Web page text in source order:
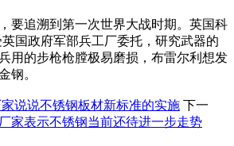
要追溯到第一次世界大战时期。英国科
国政府军部兵工厂委托，研究武器的
用的步枪枪膛极易磨损，布雷尔利想发
钢。
说说不锈钢板材新标准的实施 下一
家表示不锈钢当前还待进一步走势